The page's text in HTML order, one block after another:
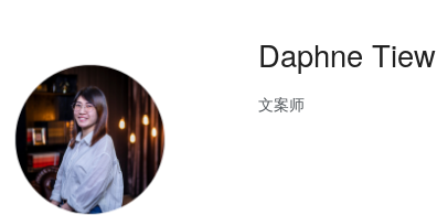
Daphne Tiew
文案师